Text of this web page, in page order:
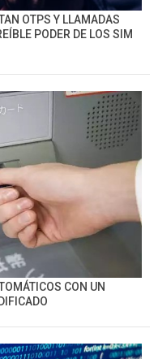
OTPS Y LLAMADAS
PODER DE LOS SIM
CON UN